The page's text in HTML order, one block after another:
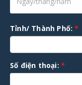
Tỉnh/ Thành Phố:*
Số điện thoại: *